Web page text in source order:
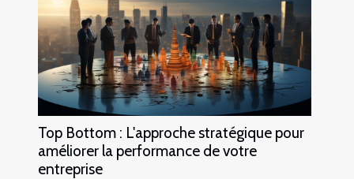
Top Bottom : L'approche stratégique pour
améliorer la performance de votre
entreprise